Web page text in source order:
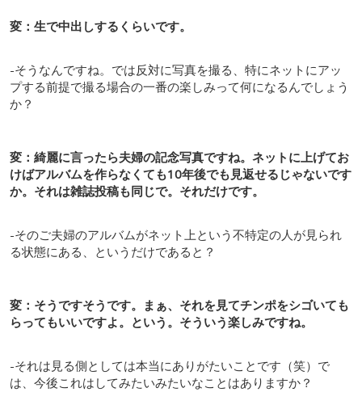
変：生で中出しするくらいです。
-そうなんですね。では反対に写真を撮る、特にネットにアッ
プする前提で撮る場合の一番の楽しみって何になるんでしょう
か？
変：綺麗に言ったら夫婦の記念写真ですね。ネットに上げてお
けばアルバムを作らなくても10年後でも見返せるじゃないです
か。それは雑誌投稿も同じで。それだけです。
-そのご夫婦のアルバムがネット上という不特定の人が見られ
る状態にある、というだけであると？
変：そうですそうです。まぁ、それを見てチンポをシゴいても
らってもいいですよ。という。そういう楽しみですね。
-それは見る側としては本当にありがたいことです（笑）で
は、今後これはしてみたいみたいなことはありますか？